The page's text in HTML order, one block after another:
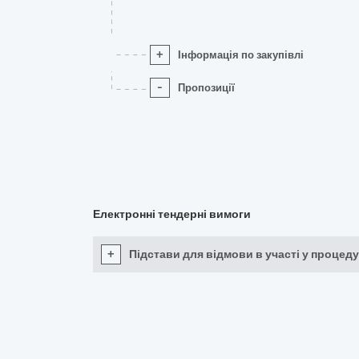
+ Інформація по закупівлі
- Пропозиції
Електронні тендерні вимоги
+ Підстави для відмови в участі у